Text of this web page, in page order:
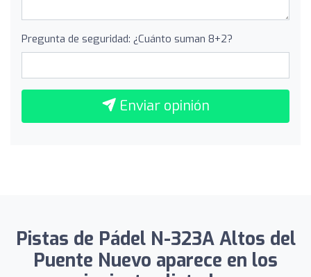
Pregunta de seguridad: ¿Cuánto suman 8+2?
Enviar opinión
Pistas de Pádel N-323A Altos del
Puente Nuevo aparece en los